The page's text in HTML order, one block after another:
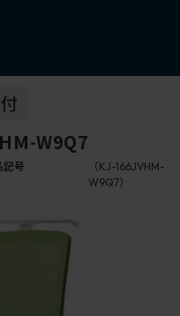
W9Q7
記号
（KJ-166JVHM-
W9Q7）